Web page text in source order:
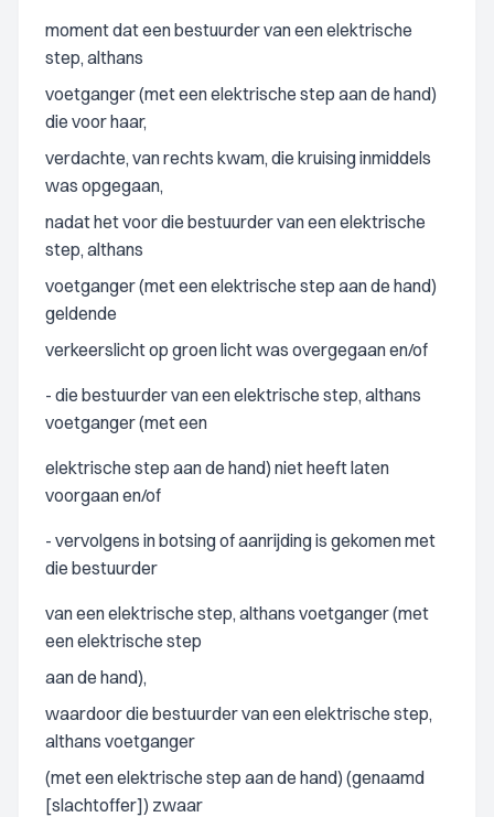
moment dat een bestuurder van een elektrische
step, althans
voetganger (met een elektrische step aan de hand)
die voor haar,
verdachte, van rechts kwam, die kruising inmiddels
was opgegaan,
nadat het voor die bestuurder van een elektrische
step, althans
voetganger (met een elektrische step aan de hand)
geldende
verkeerslicht op groen licht was overgegaan en/of
- die bestuurder van een elektrische step, althans
voetganger (met een
elektrische step aan de hand) niet heeft laten
voorgaan en/of
- vervolgens in botsing of aanrijding is gekomen met
die bestuurder
van een elektrische step, althans voetganger (met
een elektrische step
aan de hand),
waardoor die bestuurder van een elektrische step,
althans voetganger
(met een elektrische step aan de hand) (genaamd
[slachtoffer]) zwaar